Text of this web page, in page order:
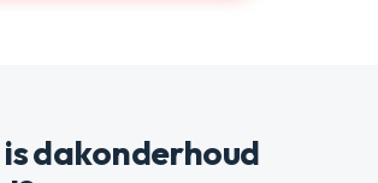
dakonderhoud